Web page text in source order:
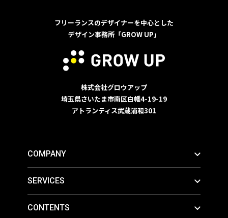
フリーランスのデザイナーを中心とした
デザイン事務所「GROW UP」
株式会社グロウアップ
埼玉県さいたま市南区白幡4-19-19
アトランティス武蔵浦和301
COMPANY
SERVICES
CONTENTS